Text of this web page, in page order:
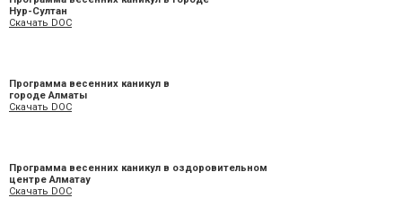
Нур-Султан
Скачать DOC
Программа весенних каникул в
городе Алматы
Скачать DOC
Программа весенних каникул в оздоровительном
центре Алматау
Скачать DOC